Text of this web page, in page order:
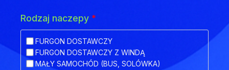
Rodzaj naczepy *
FURGON DOSTAWCZY
FURGON DOSTAWCZY Z WINDĄ
MAŁY SAMOCHÓD (BUS, SOLÓWKA)